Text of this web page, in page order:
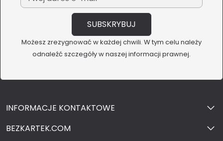
Możesz zrezygnować w każdej chwili. W tym celu należy
odnaleźć szczegóły w naszej informacji prawnej.
INFORMACJE KONTAKTOWE
BEZKARTEK.COM